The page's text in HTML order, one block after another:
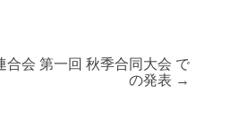
合会 第一回 秋季合同大会 で
の発表 →